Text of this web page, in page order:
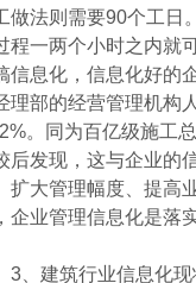
做法则需要90个工日
程一两个小时之内就
信息化，信息化好的
理部的经营管理机构
。同为百亿级施工
后发现，这与企业的
扩大管理幅度、提高
企业管理信息化是落
建筑行业信息化现